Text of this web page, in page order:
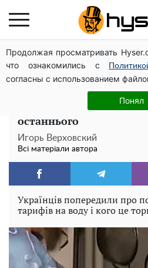
Продолжая просматривать
что ознакомились с
согласны с использованием
Понял
Гола Олена Тополя у цікавих
щелепи: злив відео – було
Комунальні послуги
рази: платіжки за воду
останнього
Игорь Верховский
Всі матеріали автора
Українців попередили про
тарифів на воду і кого це